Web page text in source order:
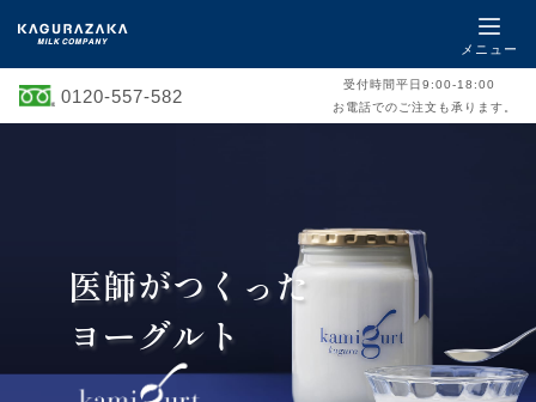
メニュー
0120-557-582
受付時間平日9:00-18:00
お電話でのご注文も承ります。
医師がつくった
ヨーグルト